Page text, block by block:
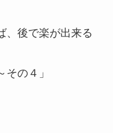
、後で楽が出来る
その４ 」